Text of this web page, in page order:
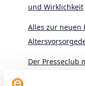
und Wirklichkeit
Alles zur neuen
Der Presseclub